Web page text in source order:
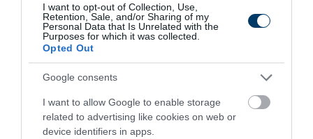
I want to opt-out of Collection, Use,
Retention, Sale, and/or Sharing of my
Personal Data that Is Unrelated with the
Purposes for which it was collected.
Opted Out
Google consents
I want to allow Google to enable storage
related to advertising like cookies on web or
device identifiers in apps.
40 min